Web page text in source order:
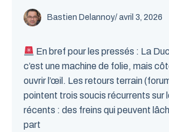
Bastien Delannoy/ avril 3, 2026
En bref pour les pressés : La
c’est une machine de folie, mais
ouvrir l’œil. Les retours terrain
pointent trois soucis récurrents sur
récents : des freins qui peuvent
part